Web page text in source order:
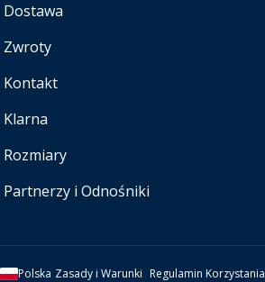
Dostawa
Zwroty
Kontakt
Klarna
Rozmiary
Partnerzy i Odnośniki
Polska Zasady i Warunki Regulamin Korzystania